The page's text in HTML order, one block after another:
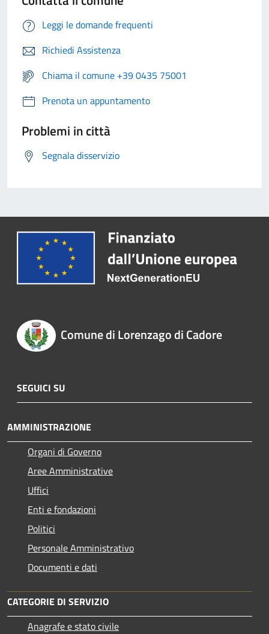
Leggi le domande frequenti
Richiedi Assistenza
Chiama il comune +39 0435 75001
Prenota un appuntamento
Problemi in città
Segnala disservizio
Comune di Lorenzago di Cadore
SEGUICI SU
AMMINISTRAZIONE
Organi di Governo
Aree Amministrative
Uffici
Enti e fondazioni
Politici
Personale Amministrativo
Documenti e dati
CATEGORIE DI SERVIZIO
Anagrafe e stato civile